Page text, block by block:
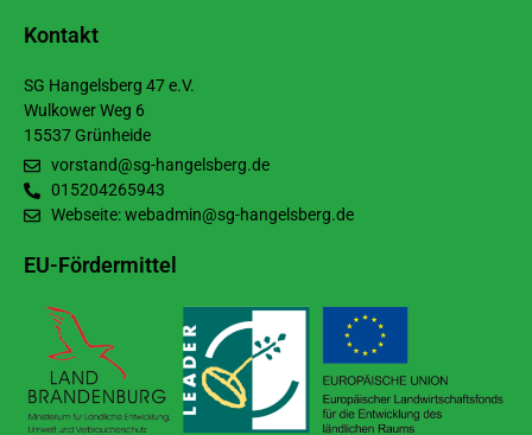
Kontakt
SG Hangelsberg 47 e.V.
Wulkower Weg 6
15537 Grünheide
vorstand@sg-hangelsberg.de
015204265943
Webseite: webadmin@sg-hangelsberg.de
EU-Fördermittel